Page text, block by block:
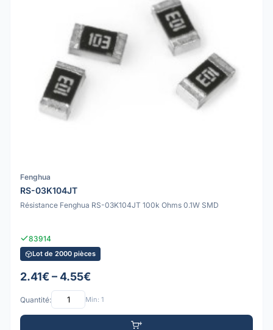
Fenghua
RS-03K104JT
Résistance Fenghua RS-03K104JT 100k Ohms 0.1W SMD
83914
Lot de 2000 pièces
2.41€ – 4.55€
Quantité: Min: 1